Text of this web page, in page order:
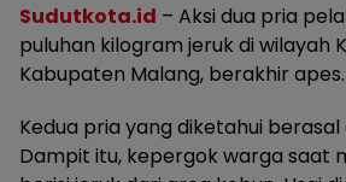
Sudutkota.id – Aksi dua pria
puluhan kilogram jeruk di wilayah
Kabupaten Malang, berakhir apes.
Kedua pria yang diketahui
Dampit itu, kepergok warga saat